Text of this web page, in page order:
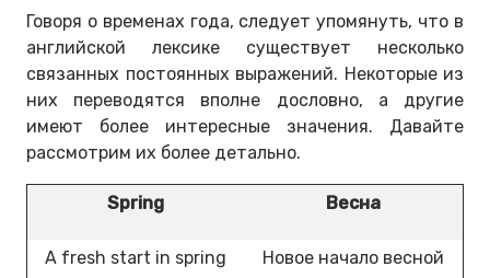
Говоря о временах года, следует упомянуть, что в
английской лексике существует несколько
связанных постоянных выражений. Некоторые из
них переводятся вполне дословно, а другие
имеют более интересные значения. Давайте
рассмотрим их более детально.
Spring Весна
A fresh start in spring Новое начало весной